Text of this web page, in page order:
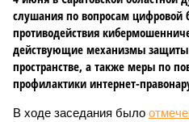
слушания по вопросам цифровой
противодействия
действующие механизмы защиты
пространстве, а также меры по
профилактики интернет-
В ходе заседания было